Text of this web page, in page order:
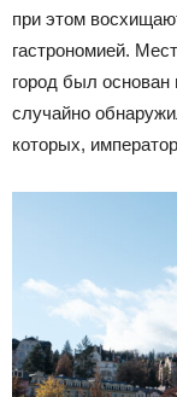
при этом
гастрономией.
город был основан
случайно
которых,